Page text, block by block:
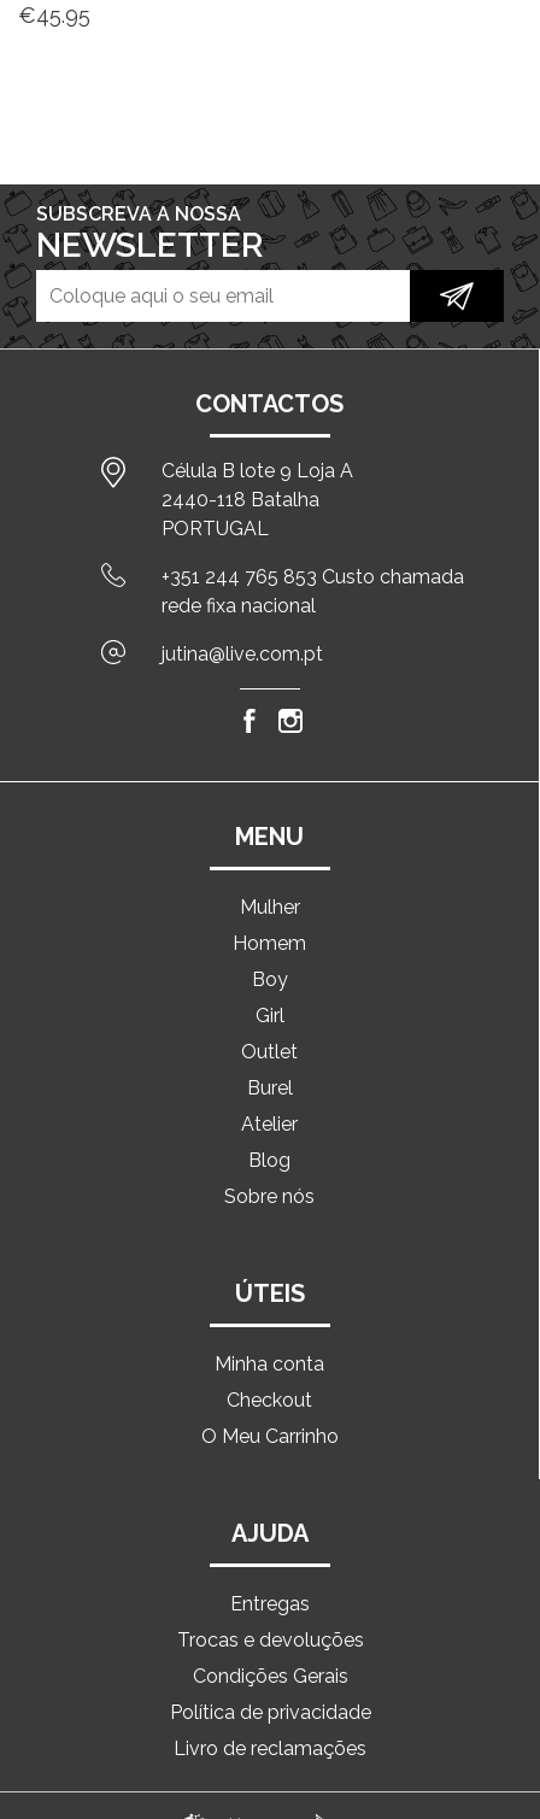
€45.95
SUBSCREVA A NOSSA
NEWSLETTER
CONTACTOS
Célula B lote 9 Loja A
2440-118 Batalha
PORTUGAL
+351 244 765 853 Custo chamada
rede fixa nacional
jutina@live.com.pt
MENU
Mulher
Homem
Boy
Girl
Outlet
Burel
Atelier
Blog
Sobre nós
ÚTEIS
Minha conta
Checkout
O Meu Carrinho
AJUDA
Entregas
Trocas e devoluções
Condições Gerais
Política de privacidade
Livro de reclamações